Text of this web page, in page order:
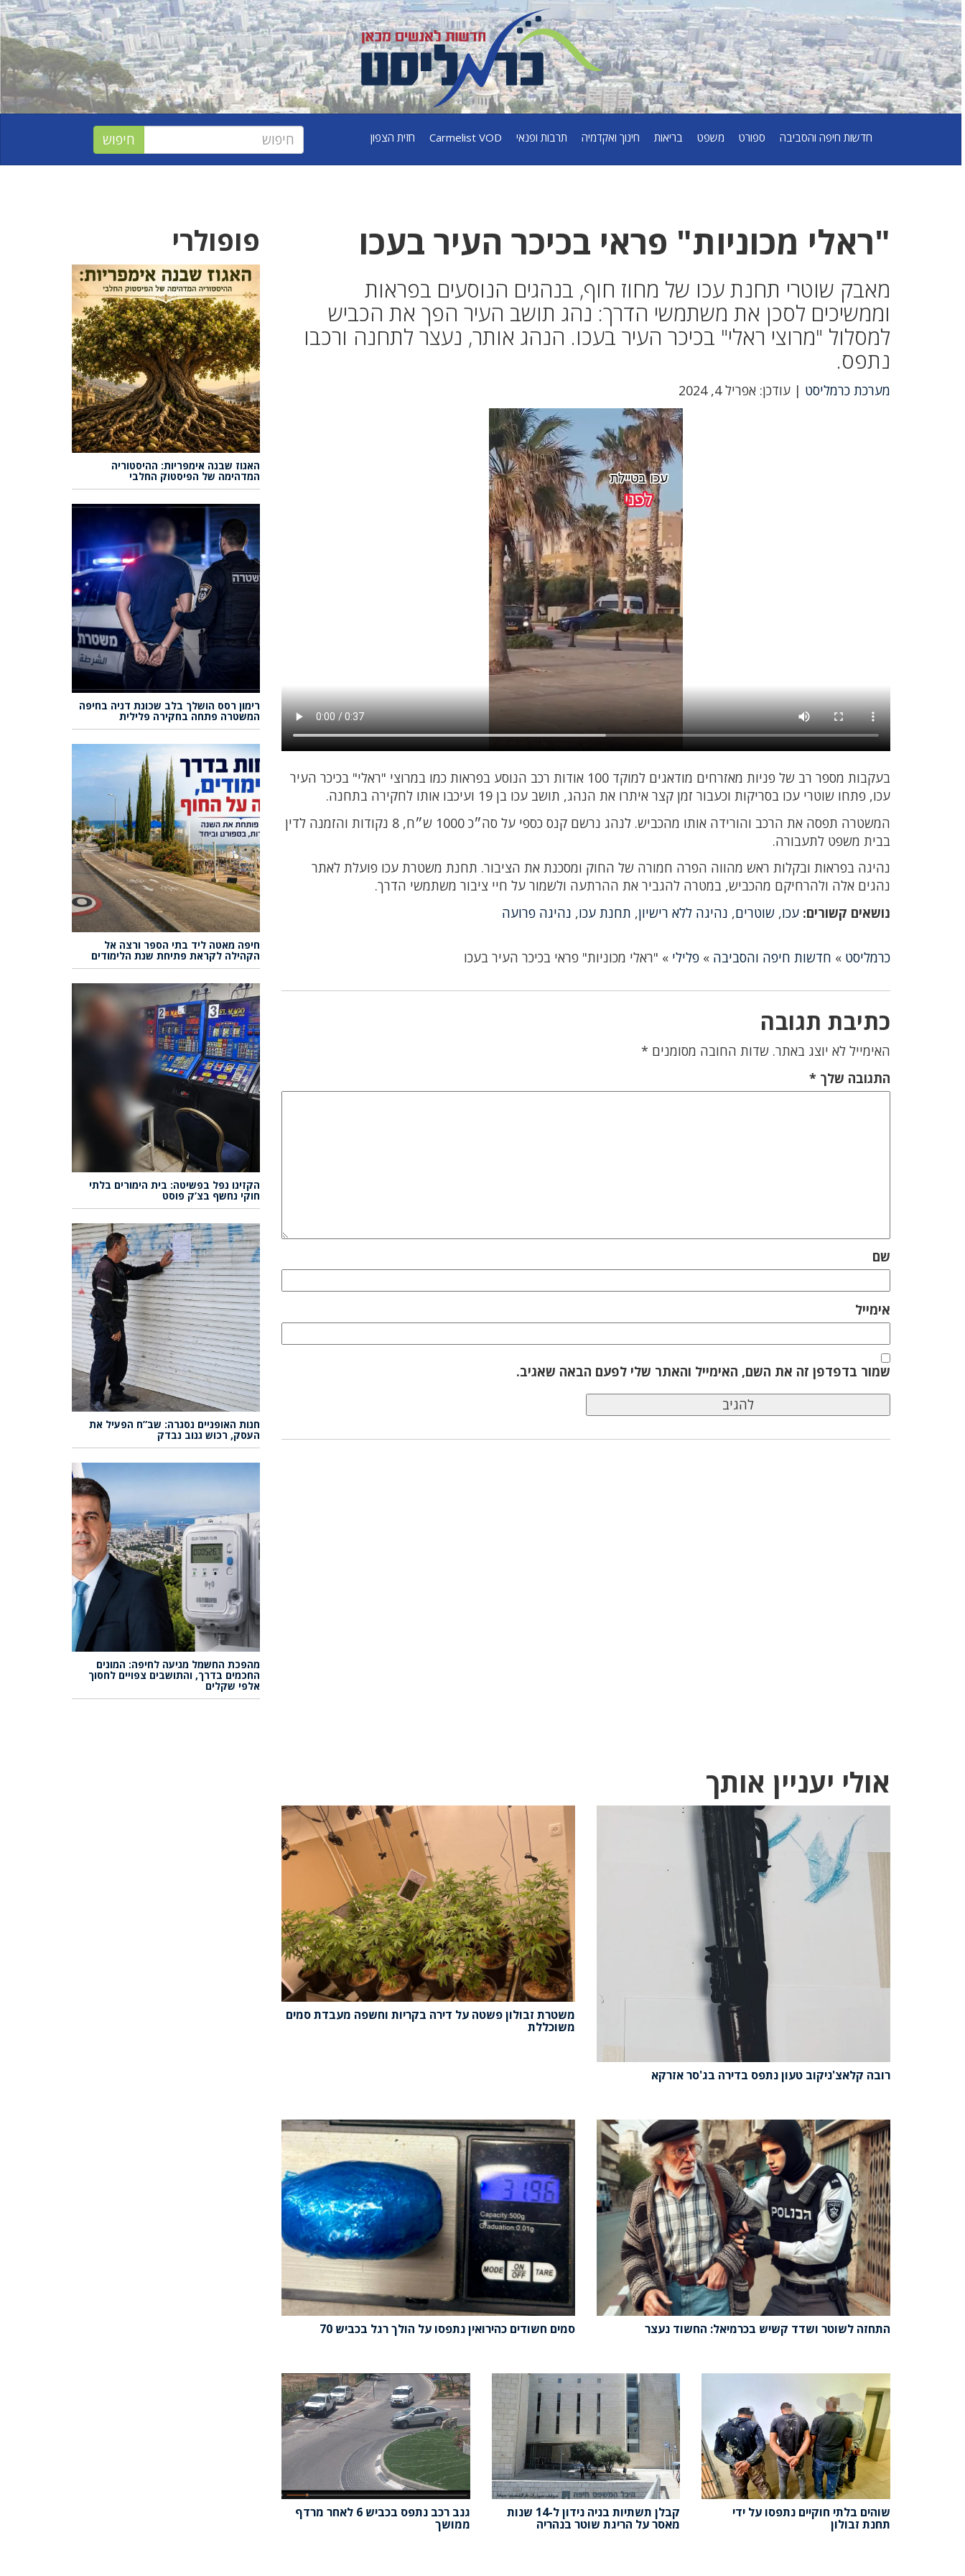
חדשות חיפה והסביבה ספורט משפט בריאות חינוך ואקדמיה תרבות ופנאי Carmelist VOD חזית הצפון
"ראלי מכוניות" פראי בכיכר העיר בעכו
מאבק שוטרי תחנת עכו של מחוז חוף, בנהגים הנוסעים בפראות
וממשיכים לסכן את משתמשי הדרך: נהג תושב העיר הפך את הכביש
למסלול "מרוצי ראלי" בכיכר העיר בעכו. הנהג אותר, נעצר לתחנה ורכבו
נתפס.
מערכת כרמליסט | עודכן: אפריל 4, 2024
בעקבות מספר רב של פניות מאזרחים מודאגים למוקד 100 אודות רכב הנוסע בפראות כמו במרוצי "ראלי" בכיכר העיר
עכו, פתחו שוטרי עכו בסריקות וכעבור זמן קצר איתרו את הנהג, תושב עכו בן 19 ועיכבו אותו לחקירה בתחנה.
המשטרה תפסה את הרכב והורידה אותו מהכביש. לנהג נרשם קנס כספי על סה״כ 1000 ש״ח, 8 נקודות והזמנה לדין
בבית משפט לתעבורה.
נהיגה בפראות ובקלות ראש מהווה הפרה חמורה של החוק ומסכנת את הציבור. תחנת משטרת עכו פועלת לאתר
נהגים אלה ולהרחיקם מהכביש, במטרה להגביר את ההרתעה ולשמור על חיי ציבור משתמשי הדרך.
נושאים קשורים:עכו,שוטרים, נהיגה ללא רישיון, תחנת עכו, נהיגה פרועה
כרמליסט » חדשות חיפה והסביבה »פלילי » "ראלי מכוניות" פראי בכיכר העיר בעכו
כתיבת תגובה
האימייל לא יוצג באתר. שדות החובה מסומנים *
התגובה שלך*
שם
אימייל
שמור בדפדפן זה את השם, האימייל והאתר שלי לפעם הבאה שאגיב.
פופולרי
האגוז שבנה אימפריות: ההיסטוריה
המדהימה של הפיסטוק החלבי
רימון רסס הושלך בלב שכונת דניה בחיפה
המשטרה פתחה בחקירה פלילית
חיפה מאטה ליד בתי הספר ורצה אל
הקהילה לקראת פתיחת שנת הלימודים
הקזינו נפל בפשיטה: בית הימורים בלתי
חוקי נחשף בצ’ק פוסט
חנות האופניים נסגרה: שב”ח הפעיל את
העסק, רכוש גנוב נבדק
מהפכת החשמל מגיעה לחיפה: המונים
החכמים בדרך, והתושבים צפויים לחסוך
אלפי שקלים
אולי יעניין אותך
רובה קלאצ'ניקוב טעון נתפס בדירה בג'סר אזרקא
משטרת זבולון פשטה על דירה בקריות וחשפה מעבדת סמים
משוכללת
התחזה לשוטר ושדד קשיש בכרמיאל: החשוד נעצר סמים חשודים כהירואין נתפסו על הולך רגל בכביש 70
שוהים בלתי חוקיים נתפסו על ידי
תחנת זבולון
קבלן תשתיות בניה נידון ל-14 שנות
מאסר על הריגת שוטר בנהריה
גנב רכב נתפס בכביש 6 לאחר מרדף
ממושך